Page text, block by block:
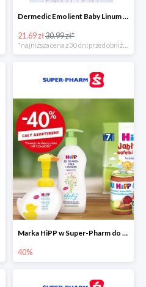
Dermedic Emolient Baby Linum żel do mycia ciała i włosów
21.69 zł30.99 zł*
Marka HiPP w Super-Pharm do -40%
40%